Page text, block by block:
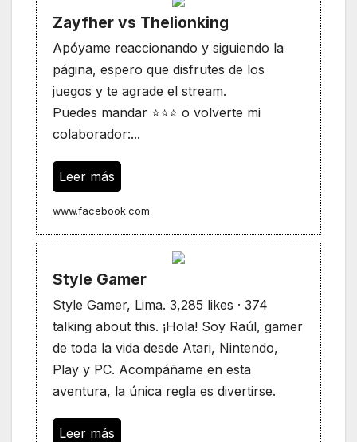
Zayfher vs Thelionking
Apóyame reaccionando y siguiendo la
página, espero que disfrutes de los
juegos y te agrade el stream.
Puedes mandar ⭐⭐⭐ o volverte mi
colaborador:...
Leer más
www.facebook.com
Style Gamer
Style Gamer, Lima. 3,285 likes · 374
talking about this. ¡Hola! Soy Raúl, gamer
de toda la vida desde Atari, Nintendo,
Play y PC. Acompáñame en esta
aventura, la única regla es divertirse.
Leer más